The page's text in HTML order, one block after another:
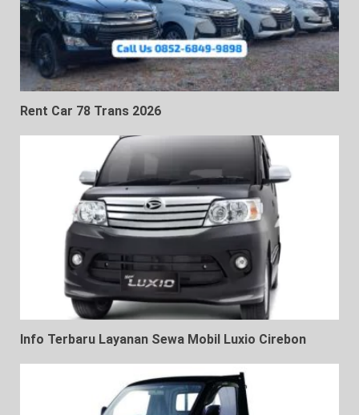
Rent Car 78 Trans 2026
Info Terbaru Layanan Sewa Mobil Luxio Cirebon